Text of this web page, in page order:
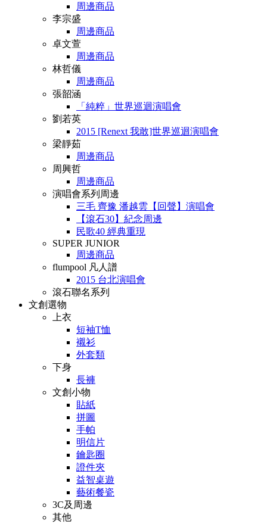
周邊商品
李宗盛
周邊商品
卓文萱
周邊商品
林哲儀
周邊商品
張韶涵
「純粹」世界巡迴演唱會
劉若英
2015 [Renext 我敢]世界巡迴演唱會
梁靜茹
周邊商品
周興哲
周邊商品
演唱會系列周邊
三毛 齊豫 潘越雲【回聲】演唱會
【滾石30】紀念周邊
民歌40 經典重現
SUPER JUNIOR
周邊商品
flumpool 凡人譜
2015 台北演唱會
滾石聯名系列
文創選物
上衣
短袖T恤
襯衫
外套類
下身
長褲
文創小物
貼紙
拼圖
手帕
明信片
鑰匙圈
證件夾
益智桌遊
藝術餐瓷
3C及周邊
其他